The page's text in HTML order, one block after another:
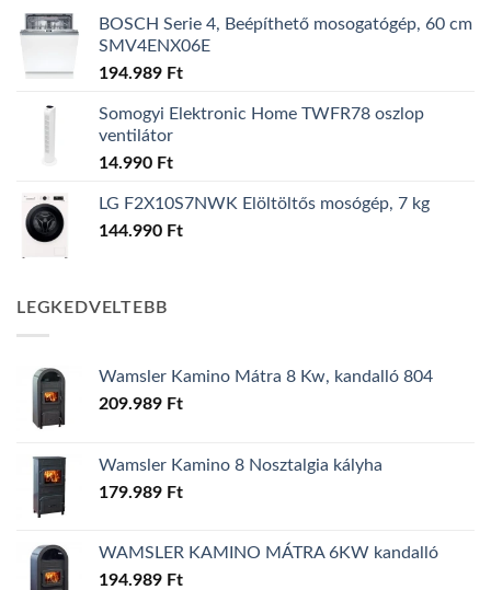
BOSCH Serie 4, Beépíthető mosogatógép, 60 cm
SMV4ENX06E
194.989 Ft
Somogyi Elektronic Home TWFR78 oszlop
ventilátor
14.990 Ft
LG F2X10S7NWK Elöltöltős mosógép, 7 kg
144.990 Ft
LEGKEDVELTEBB
Wamsler Kamino Mátra 8 Kw, kandalló 804
209.989 Ft
Wamsler Kamino 8 Nosztalgia kályha
179.989 Ft
WAMSLER KAMINO MÁTRA 6KW kandalló
194.989 Ft